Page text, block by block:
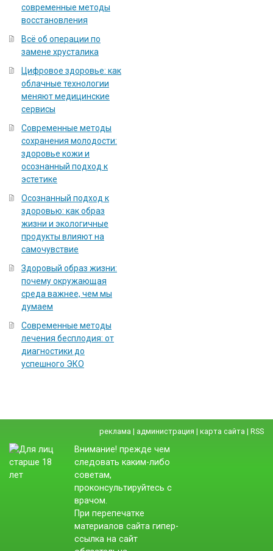
современные методы
восстановления
Всё об операции по
замене хрусталика
Цифровое здоровье: как
облачные технологии
меняют медицинские
сервисы
Современные методы
сохранения молодости:
здоровье кожи и
осознанный подход к
эстетике
Осознанный подход к
здоровью: как образ
жизни и экологичные
продукты влияют на
самочувствие
Здоровый образ жизни:
почему окружающая
среда важнее, чем мы
думаем
Современные методы
лечения бесплодия: от
диагностики до
успешного ЭКО
реклама | администрация | карта сайта | RSS
Внимание! прежде чем
следовать каким-либо
советам,
проконсультируйтесь с
врачом.
При перепечатке
материалов сайта гипер-
ссылка на сайт